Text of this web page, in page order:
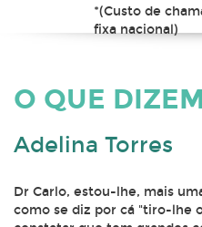
*(Custo de
fixa nacional)
O QUE
Adelina Torres
Dr Carlo, estou-lhe, mais
como se diz por cá "tiro-lhe